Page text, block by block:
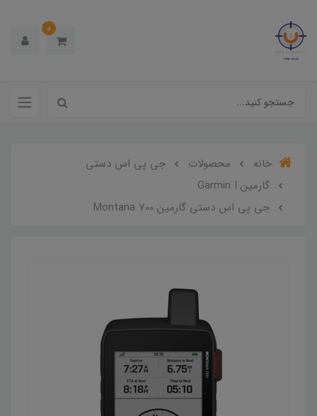
0
خانه محصولات
جی پی اس دستی
گارمین Garmin I
جی پی اس دستی گارمین Montana 700